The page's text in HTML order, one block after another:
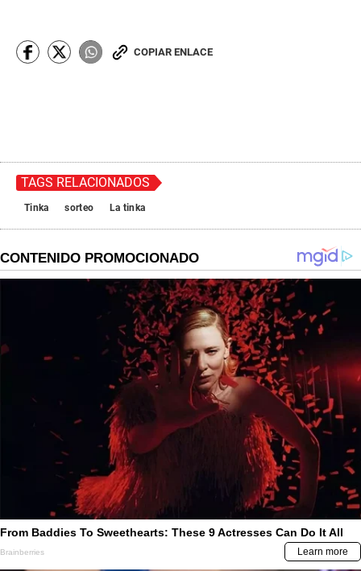
COPIAR ENLACE
TAGS RELACIONADOS
Tinka sorteo La tinka